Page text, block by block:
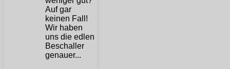
Auf gar
keinen Fall!
Wir haben
uns die edlen
Beschaller
genauer...